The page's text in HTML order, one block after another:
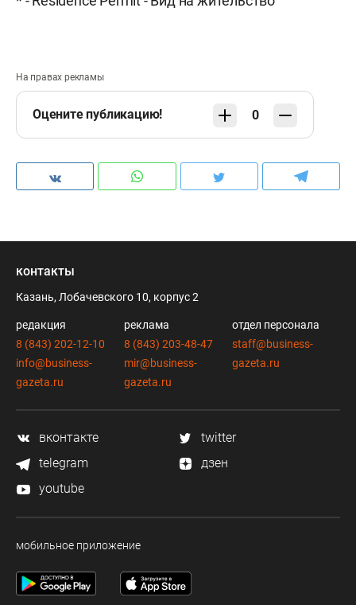
На правах рекламы
Оцените публикацию! 0
контакты
Казань, Лобачевского 10, корпус 2
редакция
8 (843) 202-12-10
info@business-
gazeta.ru
реклама
8 (843) 203-48-47
mir@business-
gazeta.ru
отдел персонала
staff@business-
gazeta.ru
вконтакте
twitter
telegram
дзен
youtube
мобильное приложение